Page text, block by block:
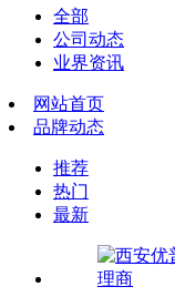
全部
公司动态
业界资讯
网站首页
品牌动态
推荐
热门
最新